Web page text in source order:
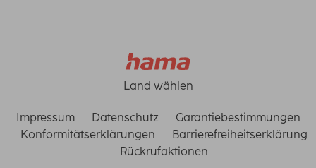
Land wählen
Impressum Datenschutz
Garantiebestimmungen
Konformitätserklärungen
Barrierefreiheitserklärung
Rückrufaktionen